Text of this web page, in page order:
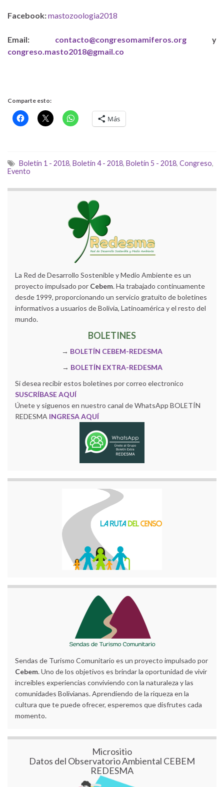
Facebook:mastozoologia2018
Email: contacto@congresomamiferos.org y
congreso.masto2018@gmail.co
Comparte esto:
Más
Boletín 1 - 2018, Boletín 4 - 2018, Boletín 5 - 2018, Congreso,
Evento
La Red de Desarrollo Sostenible y Medio Ambiente es un
proyecto impulsado por Cebem. Ha trabajado continuamente
desde 1999, proporcionando un servicio gratuito de boletines
informativos a usuarios de Bolivia, Latinoamérica y el resto del
mundo.
BOLETINES
→ BOLETÍN CEBEM-REDESMA
→ BOLETÍN EXTRA-REDESMA
Si desea recibir estos boletines por correo electronico
SUSCRÍBASE AQUÍ
Únete y siguenos en nuestro canal de WhatsApp BOLETÍN
REDESMA INGRESA AQUÍ
Sendas de Turismo Comunitario es un proyecto impulsado por
Cebem. Uno de los objetivos es brindar la oportunidad de vivir
increíbles experiencias conviviendo con la naturaleza y las
comunidades Bolivianas. Aprendiendo de la riqueza en la
cultura que te puede ofrecer, esperemos que disfrutes cada
momento.
Micrositio
Datos del Observatorio Ambiental CEBEM
REDESMA